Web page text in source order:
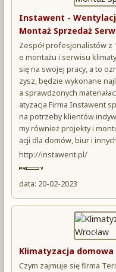
Instawent -
Montaż Sprzedaż
Zespół profesjonalistów z
e montażu i serwisu
się na swojej pracy, a to
zysz, będzie wykonane
a sprawdzonych
atyzacja Firma Instawent
na potrzeby klientów
my również projekty i
acji dla domów, biur i
http://instawent.pl/
data: 20-02-2023
Klimatyzacja domowa
Czym zajmuje się firma